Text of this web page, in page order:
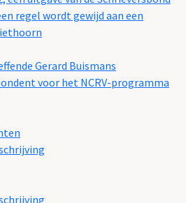
regel wordt gewijd aan een
Gerard Buismans
voor het NCRV-programma